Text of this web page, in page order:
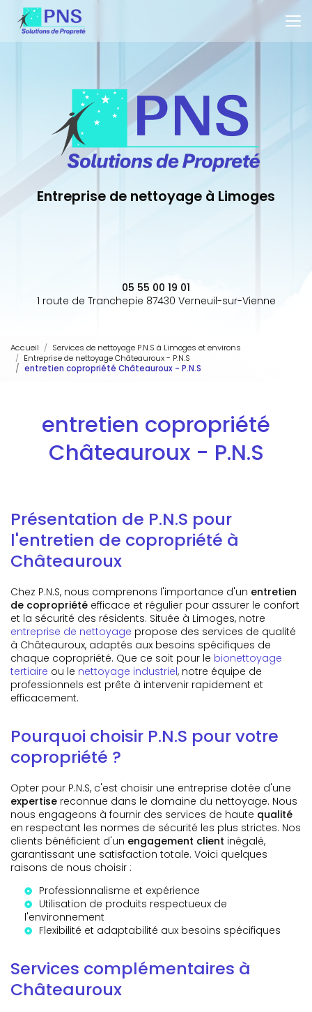
contenu
principal
Entreprise de nettoyage à Limoges
05 55 00 19 01
1 route de Tranchepie 87430 Verneuil-sur-Vienne
Accueil
Services de nettoyage P.N.S à Limoges et environs
Entreprise de nettoyage Châteauroux - P.N.S
entretien copropriété Châteauroux - P.N.S
entretien copropriété
Châteauroux - P.N.S
Présentation de P.N.S pour
l'entretien de copropriété à
Châteauroux
Chez P.N.S, nous comprenons l'importance d'un entretien
de copropriété efficace et régulier pour assurer le confort
et la sécurité des résidents. Située à Limoges, notre
entreprise de nettoyage propose des services de qualité
à Châteauroux, adaptés aux besoins spécifiques de
chaque copropriété. Que ce soit pour le bionettoyage
tertiaire ou le nettoyage industriel, notre équipe de
professionnels est prête à intervenir rapidement et
efficacement.
Pourquoi choisir P.N.S pour votre
copropriété ?
Opter pour P.N.S, c'est choisir une entreprise dotée d'une
expertise reconnue dans le domaine du nettoyage. Nous
nous engageons à fournir des services de haute qualité
en respectant les normes de sécurité les plus strictes. Nos
clients bénéficient d'un engagement client inégalé,
garantissant une satisfaction totale. Voici quelques
raisons de nous choisir :
Professionnalisme et expérience
Utilisation de produits respectueux de
l'environnement
Flexibilité et adaptabilité aux besoins spécifiques
Services complémentaires à
Châteauroux